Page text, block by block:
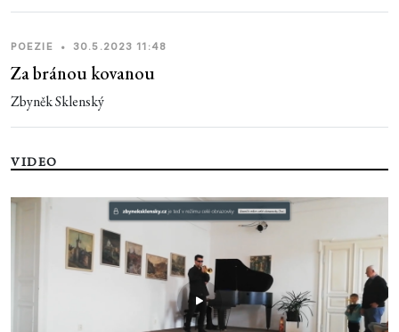
POEZIE • 30.5.2023 11:48
Za bránou kovanou
Zbyněk Sklenský
VIDEO